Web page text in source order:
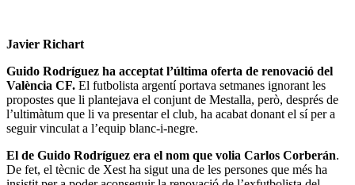
Javier Richart
Guido Rodríguez ha acceptat l’última oferta de renovació del
València CF. El futbolista argentí portava setmanes ignorant les
propostes que li plantejava el conjunt de Mestalla, però, després de
l’ultimàtum que li va presentar el club, ha acabat donant el sí per a
seguir vinculat a l’equip blanc-i-negre.
El de Guido Rodríguez era el nom que volia Carlos Corberán.
De fet, el tècnic de Xest ha sigut una de les persones que més ha